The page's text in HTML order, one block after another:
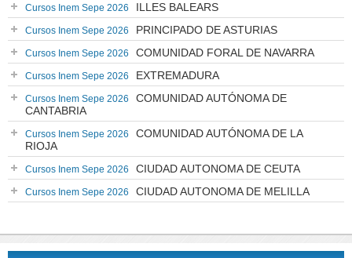
Cursos Inem Sepe 2026 ILLES BALEARS
Cursos Inem Sepe 2026 PRINCIPADO DE ASTURIAS
Cursos Inem Sepe 2026 COMUNIDAD FORAL DE NAVARRA
Cursos Inem Sepe 2026 EXTREMADURA
Cursos Inem Sepe 2026
COMUNIDAD AUTÓNOMA DE
CANTABRIA
Cursos Inem Sepe 2026
COMUNIDAD AUTÓNOMA DE LA
RIOJA
Cursos Inem Sepe 2026 CIUDAD AUTONOMA DE CEUTA
Cursos Inem Sepe 2026 CIUDAD AUTONOMA DE MELILLA